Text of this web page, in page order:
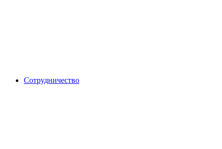
Сотрудничество